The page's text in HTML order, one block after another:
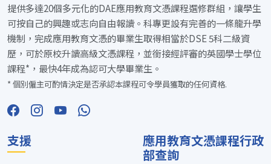
提供多達20個多元化的DAE應用教育文憑課程選修群組，讓學生
可按自己的興趣或志向自由報讀。科專更設有完善的一條龍升學
機制，完成應用教育文憑的畢業生取得相當於DSE 5科二級資
歷，可於原校升讀高級文憑課程，並銜接經評審的英國學士學位
課程*，最快4年成為認可大學畢業生。
* 個別僱主可酌情決定是否承認本課程可令學員獲取的任何資格.
支援
應用教育文憑課程行政
部查詢